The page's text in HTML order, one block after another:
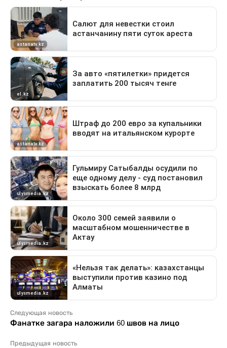
Следующая новость
Фанатке загара наложили 60 швов на лицо
Предыдущая новость